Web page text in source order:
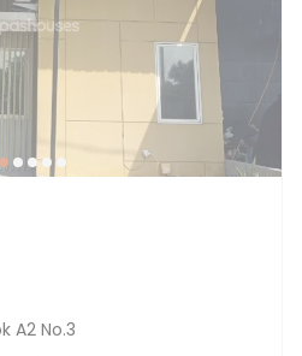
A2 No.3